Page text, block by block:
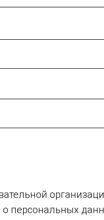
о персональных